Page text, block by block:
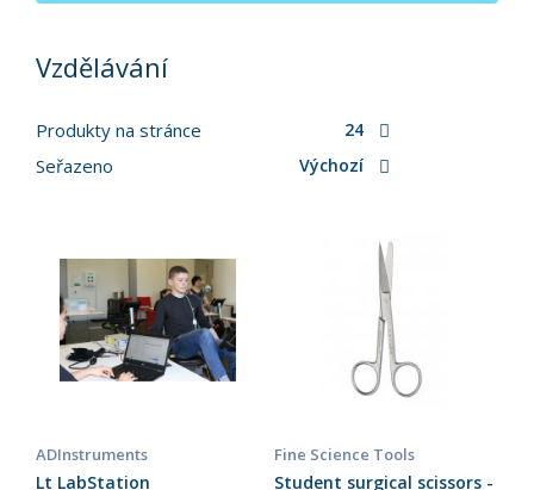
Vzdělávání
Produkty na stránce 24
Seřazeno Výchozí
ADInstruments
Lt LabStation
Fine Science Tools
Student surgical scissors -